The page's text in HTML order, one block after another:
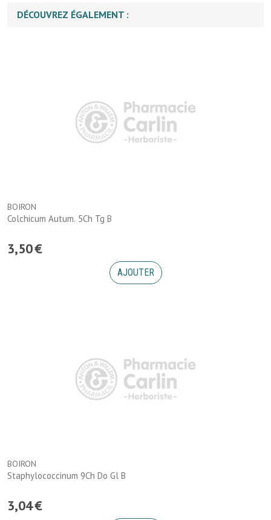
DÉCOUVREZ ÉGALEMENT :
BOIRON
Colchicum Autum. 5Ch Tg B
3,50€
AJOUTER
BOIRON
Staphylococcinum 9Ch Do Gl B
3,04€